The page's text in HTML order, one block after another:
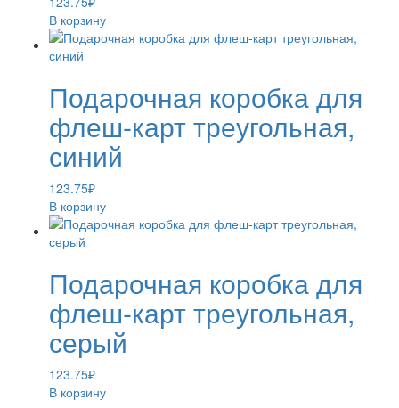
В корзину
Подарочная коробка для
флеш-карт треугольная,
синий
123.75₽
В корзину
Подарочная коробка для
флеш-карт треугольная,
серый
123.75₽
В корзину